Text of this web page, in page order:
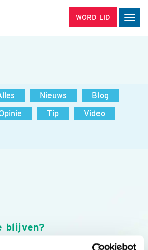
WORD LID
Nieuws
Blog
Tip
Video
blijven?
nieuws, inspiratie, acties en tips